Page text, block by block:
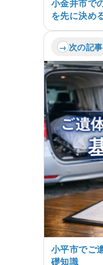
小金井市で
を先に決め
次の記事
小平市でご
礎知識